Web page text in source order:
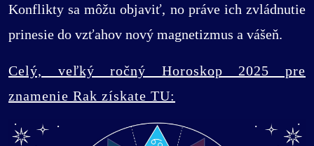
Konflikty sa môžu objaviť, no práve ich zvládnutie
prinesie do vzťahov nový magnetizmus a vášeň.
Celý, veľký ročný Horoskop 2025 pre
znamenie Rak získate TU: